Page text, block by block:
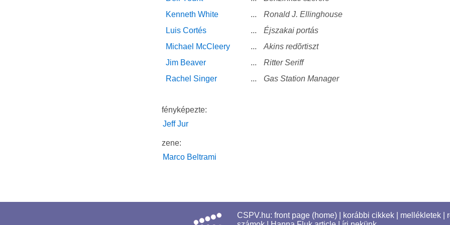
Kenneth White
...
Ronald J. Ellinghouse
Luis Cortés
...
Éjszakai portás
Michael McCleery
...
Akins redõrtiszt
Jim Beaver
...
Ritter Seriff
Rachel Singer
... Gas Station Manager
fényképezte:
Jeff Jur
zene:
Marco Beltrami
CSPV.hu: front page (home) korábbi cikkek mellékletek